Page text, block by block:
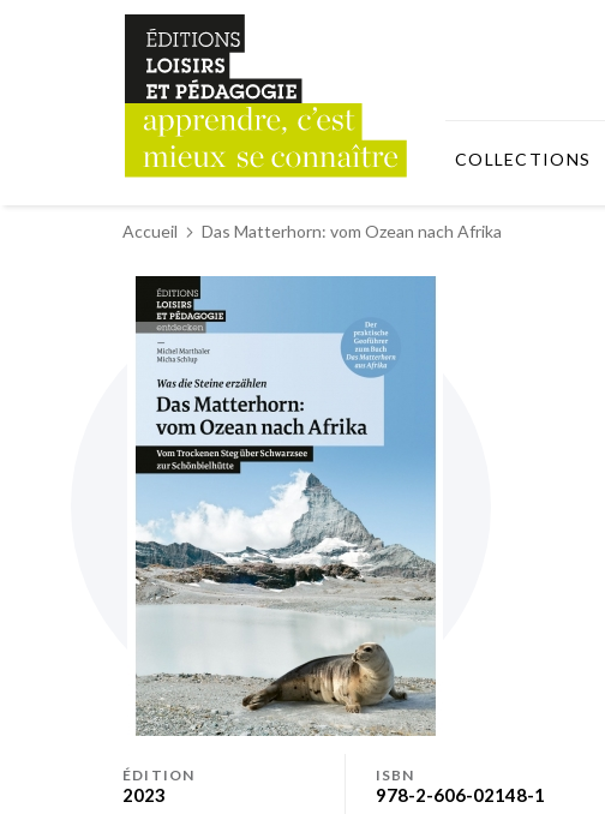
COLLECTIONS
Accueil Das Matterhorn: vom Ozean nach Afrika
the
images
gallery
to
the
ÉDITION
2023
ISBN
978-2-606-02148-1